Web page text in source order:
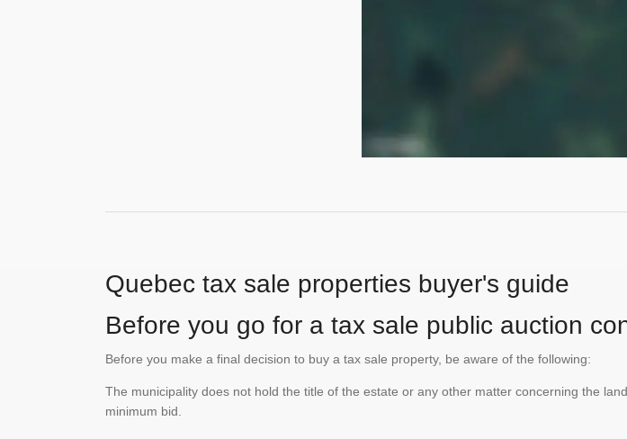
Quebec tax sale properties buyer's guide
Before you go for a tax sale public auction
Before you make a final decision to buy a tax sale property, be aware of the following:
The municipality does not hold the title of the estate or any other matter concerning the
minimum bid.